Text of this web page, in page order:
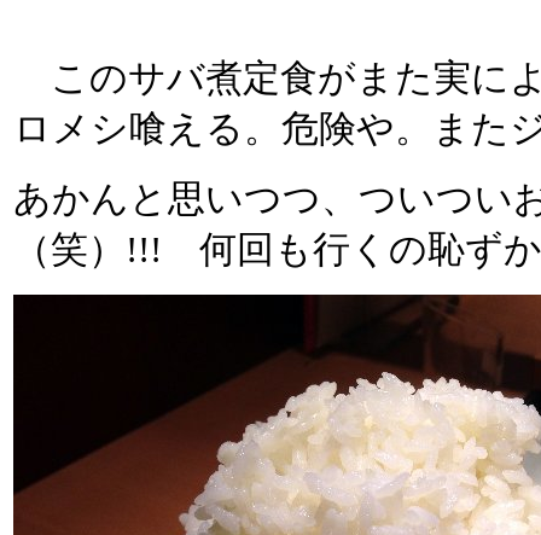
このサバ煮定食がまた実に
ロメシ喰える。危険や。また
あかんと思いつつ、ついつい
（笑）!!! 何回も行くの恥ず